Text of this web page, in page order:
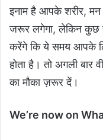
इनाम है आपके शरीर,
जरूर लगेगा, लेकिन कुछ
करेंगे कि ये समय आपके
होता है। तो अगली
का मौका ज़रूर दें।
We’re now on